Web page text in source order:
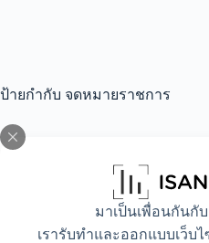
มาเป็นเพื่อนกันกั
เรารับทำและออกแบบเว็บ
ป้ายกำกับ จดหมายราชการ
Lifestyle
คําลงท้ายจดหมาย ภาษาอัง